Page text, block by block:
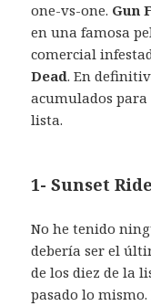
one-vs-one. Gun
en una famosa
comercial
Dead. En
acumulados para
lista.
1- Sunset
No he tenido
debería ser el
de los diez de la
pasado lo mismo.